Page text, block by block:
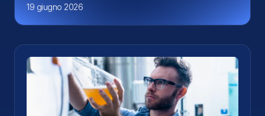
19 giugno 2026